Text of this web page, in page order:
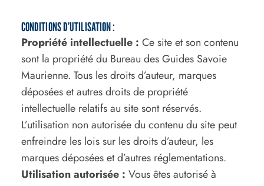
CONDITIONS D’UTILISATION :
Propriété intellectuelle : Ce site et son contenu
sont la propriété du Bureau des Guides Savoie
Maurienne. Tous les droits d’auteur, marques
déposées et autres droits de propriété
intellectuelle relatifs au site sont réservés.
L’utilisation non autorisée du contenu du site peut
enfreindre les lois sur les droits d’auteur, les
marques déposées et d’autres réglementations.
Utilisation autorisée : Vous êtes autorisé à